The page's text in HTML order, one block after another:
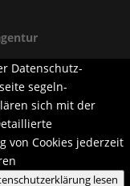
Datenschutz-
segeln-
sich mit der
von Cookies jederzeit
lesen